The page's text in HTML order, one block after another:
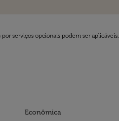
serviços opcionais podem ser aplicáveis.
Econômica